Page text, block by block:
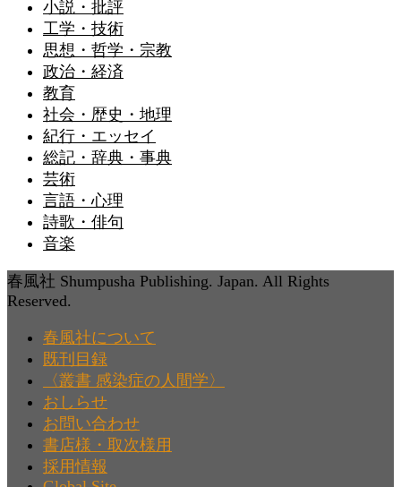
小説・批評
工学・技術
思想・哲学・宗教
政治・経済
教育
社会・歴史・地理
紀行・エッセイ
総記・辞典・事典
芸術
言語・心理
詩歌・俳句
音楽
春風社 Shumpusha Publishing. Japan. All Rights
Reserved.
春風社について
既刊目録
〈叢書 感染症の人間学〉
おしらせ
お問い合わせ
書店様・取次様用
採用情報